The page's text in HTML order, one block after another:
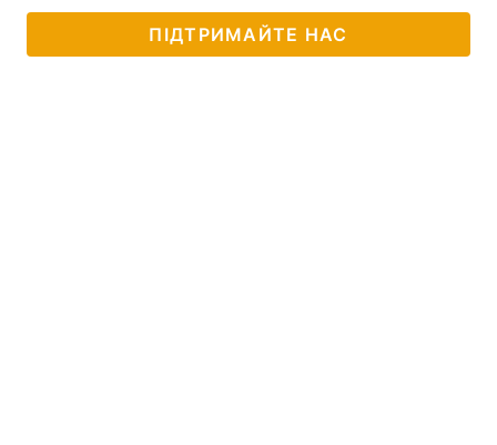
ПІДТРИМАЙТЕ НАС